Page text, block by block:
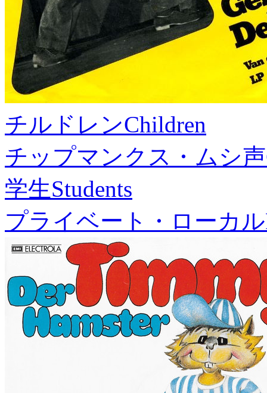
チルドレンChildren
チップマンクス・ムシ声
学生Students
プライベート・ローカル